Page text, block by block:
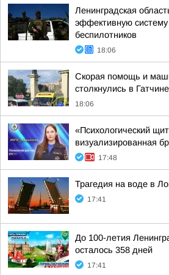
Ленинградская
эффективную
беспилотников
18:06
Скорая помощь и
столкнулись в
18:06
«Психологический
визуализированная
17:48
Трагедия на воде в
17:41
До 100-летия
осталось 358 дней
17:41